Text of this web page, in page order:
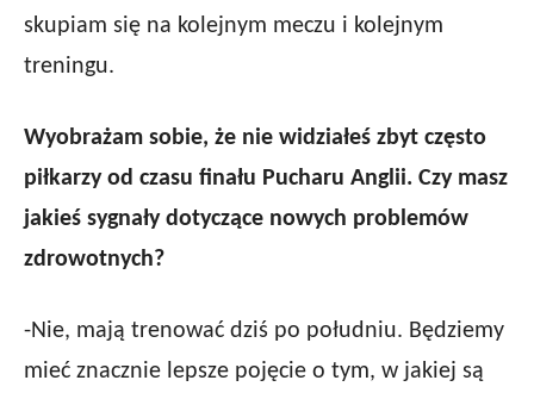
skupiam się na kolejnym meczu i kolejnym
treningu.
Wyobrażam sobie, że nie widziałeś zbyt często
piłkarzy od czasu finału Pucharu Anglii. Czy masz
jakieś sygnały dotyczące nowych problemów
zdrowotnych?
-Nie, mają trenować dziś po południu. Będziemy
mieć znacznie lepsze pojęcie o tym, w jakiej są